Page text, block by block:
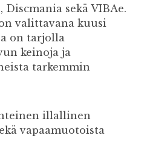
sekä VIBAe.
valittavana kuusi
on tarjolla
keinoja ja
tarkemmin
illallinen
vapaamuotoista